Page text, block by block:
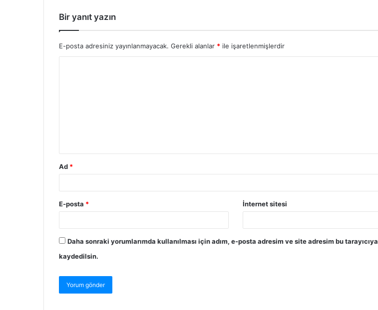
Bir yanıt yazın
E-posta adresiniz yayınlanmayacak. Gerekli alanlar * ile işaretlenmişlerdir
Ad *
E-posta * İnternet sitesi
Daha sonraki yorumlarımda kullanılması için adım, e-posta adresim ve site adresim bu tarayıcıya
kaydedilsin.